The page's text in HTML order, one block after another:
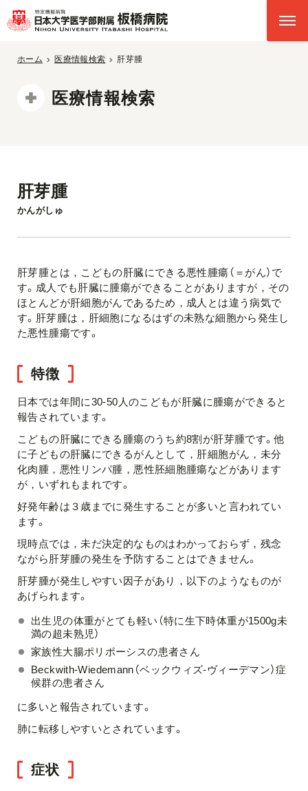
ホーム 医療情報検索 肝芽腫
医療情報検索
肝芽腫
かんがしゅ
肝芽腫とは，こどもの肝臓にできる悪性腫瘍（＝がん）で
す。成人でも肝臓に腫瘍ができることがありますが，その
ほとんどが肝細胞がんであるため，成人とは違う病気で
す。肝芽腫は，肝細胞になるはずの未熟な細胞から発生し
た悪性腫瘍です。
特徴
日本では年間に30-50人のこどもが肝臓に腫瘍ができると
報告されています。
こどもの肝臓にできる腫瘍のうち約8割が肝芽腫です。他
に子どもの肝臓にできるがんとして，肝細胞がん，未分
化肉腫，悪性リンパ腫，悪性胚細胞腫瘍などがあります
が，いずれもまれです。
好発年齢は３歳までに発生することが多いと言われてい
ます。
現時点では，未だ決定的なものはわかっておらず，残念
ながら肝芽腫の発生を予防することはできません。
肝芽腫が発生しやすい因子があり，以下のようなものが
あげられます。
出生児の体重がとても軽い（特に生下時体重が1500g未
満の超未熟児）
家族性大腸ポリポーシスの患者さん
Beckwith-Wiedemann（ベックウィズ-ヴィーデマン）症
候群の患者さん
に多いと報告されています。
肺に転移しやすいとされています。
症状